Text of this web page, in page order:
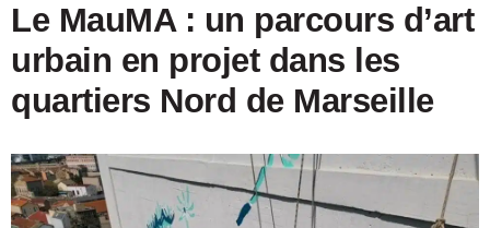
Le MauMA : un parcours d’art
urbain en projet dans les
quartiers Nord de Marseille